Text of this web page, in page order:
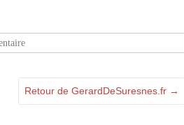
Retour de GerardDeSuresnes.fr →